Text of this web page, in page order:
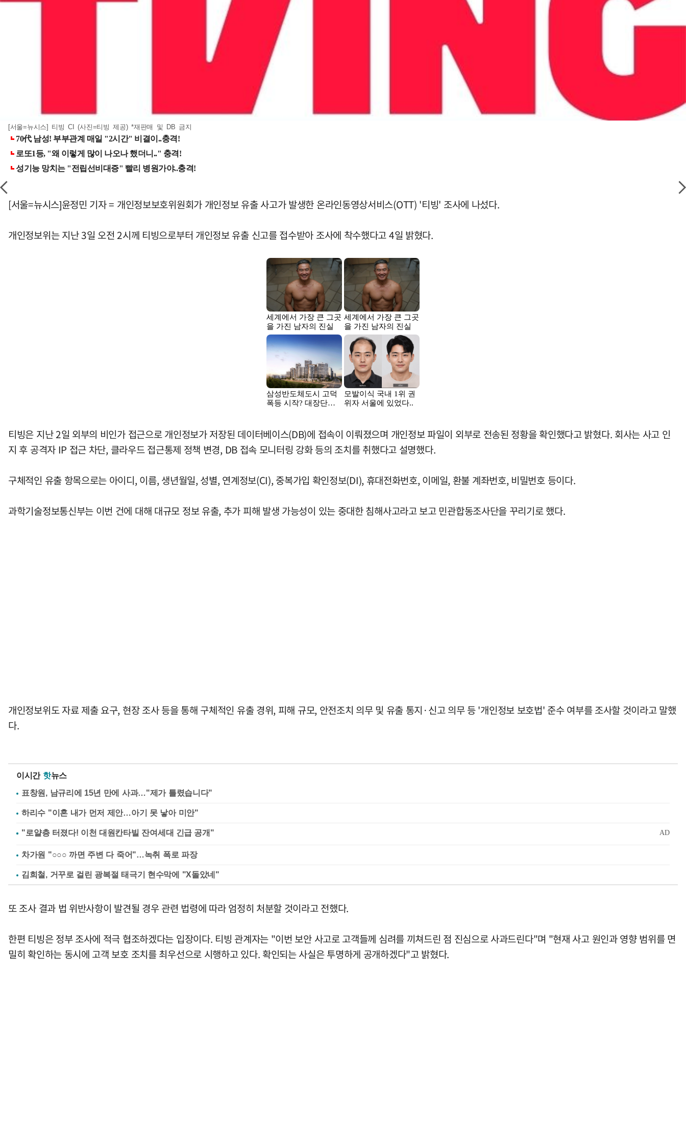
[서울=뉴시스] 티빙 CI (사진=티빙 제공) *재판매 및 DB 금지
[서울=뉴시스]윤정민 기자 = 개인정보보호위원회가 개인정보 유출 사고가 발생한 온라인동영상서비스(OTT) '티빙' 조사에 나섰다.
개인정보위는 지난 3일 오전 2시께 티빙으로부터 개인정보 유출 신고를 접수받아 조사에 착수했다고 4일 밝혔다.
티빙은 지난 2일 외부의 비인가 접근으로 개인정보가 저장된 데이터베이스(DB)에 접속이 이뤄졌으며 개인정보 파일이 외부로 전송된 정황을 확인했다고 밝혔다. 회사는 사고 인
지 후 공격자 IP 접근 차단, 클라우드 접근통제 정책 변경, DB 접속 모니터링 강화 등의 조치를 취했다고 설명했다.
구체적인 유출 항목으로는 아이디, 이름, 생년월일, 성별, 연계정보(CI), 중복가입 확인정보(DI), 휴대전화번호, 이메일, 환불 계좌번호, 비밀번호 등이다.
과학기술정보통신부는 이번 건에 대해 대규모 정보 유출, 추가 피해 발생 가능성이 있는 중대한 침해사고라고 보고 민관합동조사단을 꾸리기로 했다.
개인정보위도 자료 제출 요구, 현장 조사 등을 통해 구체적인 유출 경위, 피해 규모, 안전조치 의무 및 유출 통지·신고 의무 등 '개인정보 보호법' 준수 여부를 조사할 것이라고 말했
다.
이시간 핫뉴스
표창원, 남규리에 15년 만에 사과…"제가 틀렸습니다"
하리수 "이혼 내가 먼저 제안…아기 못 낳아 미안"
차가원 "○○○ 까면 주변 다 죽어"…녹취 폭로 파장
김희철, 거꾸로 걸린 광복절 태극기 현수막에 "X돌았네"
또 조사 결과 법 위반사항이 발견될 경우 관련 법령에 따라 엄정히 처분할 것이라고 전했다.
한편 티빙은 정부 조사에 적극 협조하겠다는 입장이다. 티빙 관계자는 "이번 보안 사고로 고객들께 심려를 끼쳐드린 점 진심으로 사과드린다"며 "현재 사고 원인과 영향 범위를 면
밀히 확인하는 동시에 고객 보호 조치를 최우선으로 시행하고 있다. 확인되는 사실은 투명하게 공개하겠다"고 밝혔다.